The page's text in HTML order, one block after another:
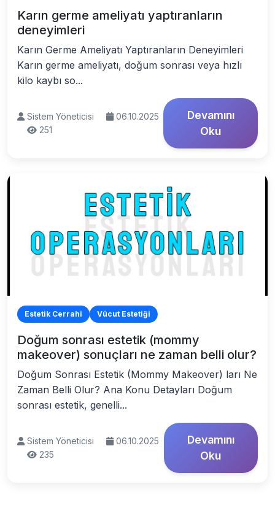
Karın germe ameliyatı yaptıranların
deneyimleri
Karın Germe Ameliyatı Yaptıranların Deneyimleri
Karın germe ameliyatı, doğum sonrası veya hızlı
kilo kaybı so...
Sistem Yöneticisi
06.10.2025
251
Devamını
Oku
Estetik Cerrahi Vücut Estetiği
Doğum sonrası estetik (mommy
makeover) sonuçları ne zaman belli olur?
Doğum Sonrası Estetik (Mommy Makeover) ları Ne
Zaman Belli Olur? Ana Konu Detayları Doğum
sonrası estetik, genelli...
Sistem Yöneticisi
06.10.2025
235
Devamını
Oku